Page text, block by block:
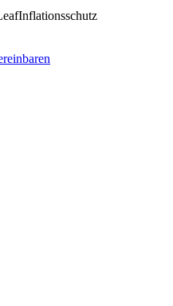
Inflationsschutz